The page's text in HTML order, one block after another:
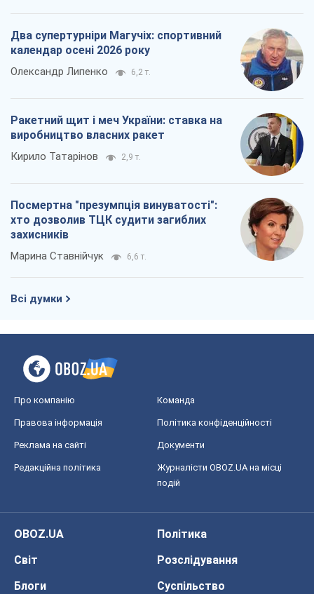
Два супертурніри Магучіх: спортивний
календар осені 2026 року
Олександр Липенко 6,2 т.
Ракетний щит і меч України: ставка на
виробництво власних ракет
Кирило Татарінов 2,9 т.
Посмертна "презумпція винуватості":
хто дозволив ТЦК судити загиблих
захисників
Марина Ставнійчук 6,6 т.
Всі думки
Про компанію Команда
Правова інформація Політика конфіденційності
Реклама на сайті Документи
Редакційна політика
Журналісти OBOZ.UA на місці
подій
OBOZ.UA
Політика
Світ
Розслідування
Блоги
Суспільство